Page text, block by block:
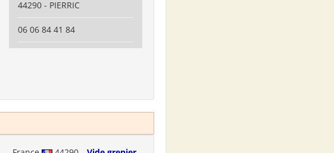
44290 - PIERRIC
06 06 84 41 84